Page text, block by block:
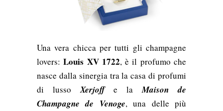
Una vera chicca per tutti gli champagne
lovers: Louis XV 1722,è il profumo che
nasce dalla sinergia tra la casa di profumi
di lussoXerjoffe laMaison de
Champagne de Venoge, una delle più